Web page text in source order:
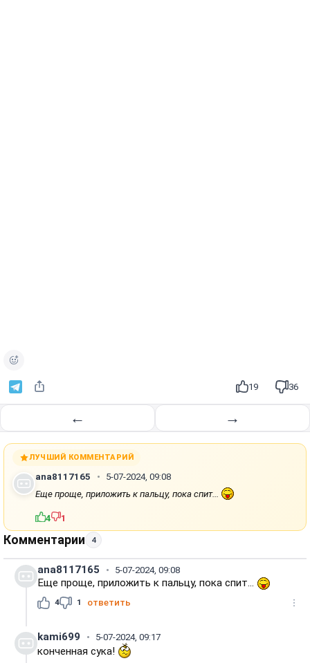
19 36
← →
ЛУЧШИЙ КОММЕНТАРИЙ
ana8117165
5-07-2024, 09:08
Еще проще, приложить к пальцу, пока спит...
4 1
Комментарии 4
ana8117165 5-07-2024, 09:08
Еще проще, приложить к пальцу, пока спит...
4 1 ответить
kami699 5-07-2024, 09:17
конченная сука!